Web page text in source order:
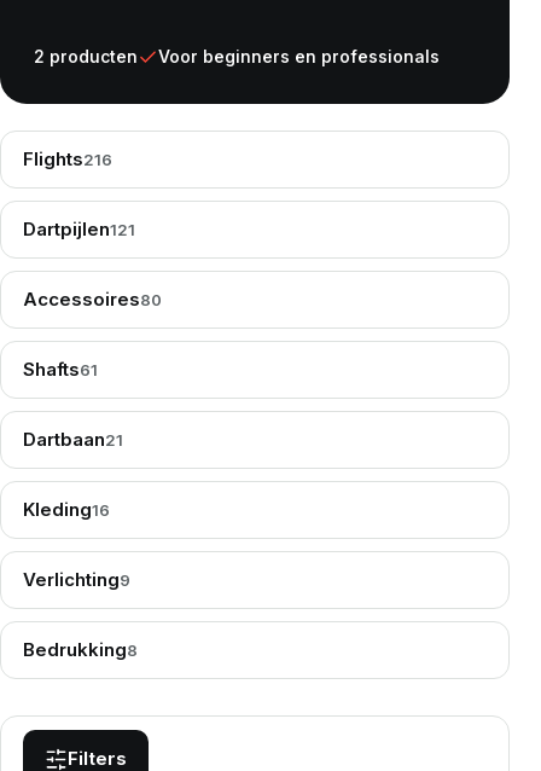
2 producten Voor beginners en professionals
Flights216
Dartpijlen121
Accessoires80
Shafts61
Dartbaan21
Kleding16
Verlichting9
Bedrukking8
Filters